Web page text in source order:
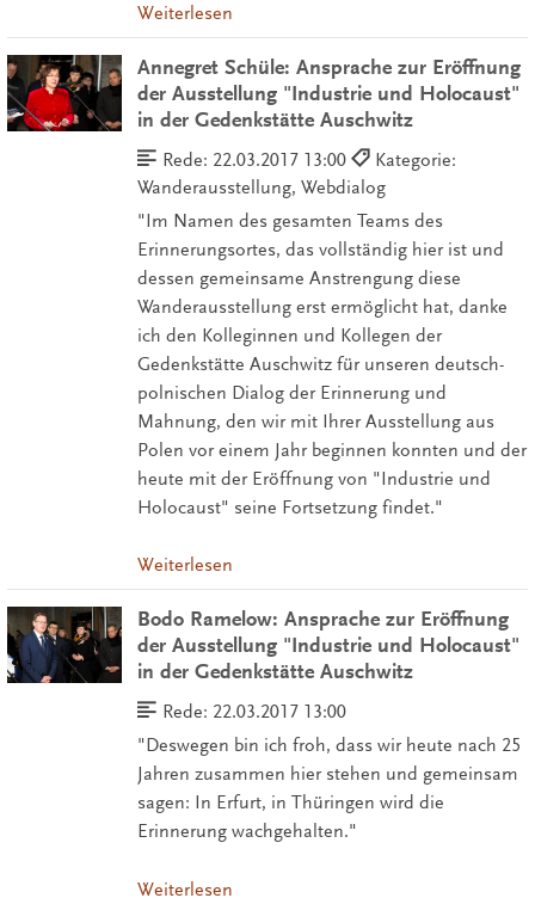
Weiterlesen
Annegret Schüle: Ansprache zur Eröffnung
der Ausstellung "Industrie und Holocaust"
in der Gedenkstätte Auschwitz
Rede: 22.03.2017 13:00
Kategorie:
Wanderausstellung, Webdialog
"Im Namen des gesamten Teams des
Erinnerungsortes, das vollständig hier ist und
dessen gemeinsame Anstrengung diese
Wanderausstellung erst ermöglicht hat, danke
ich den Kolleginnen und Kollegen der
Gedenkstätte Auschwitz für unseren deutsch-
polnischen Dialog der Erinnerung und
Mahnung, den wir mit Ihrer Ausstellung aus
Polen vor einem Jahr beginnen konnten und der
heute mit der Eröffnung von "Industrie und
Holocaust" seine Fortsetzung findet."
Weiterlesen
Bodo Ramelow: Ansprache zur Eröffnung
der Ausstellung "Industrie und Holocaust"
in der Gedenkstätte Auschwitz
Rede: 22.03.2017 13:00
"Deswegen bin ich froh, dass wir heute nach 25
Jahren zusammen hier stehen und gemeinsam
sagen: In Erfurt, in Thüringen wird die
Erinnerung wachgehalten."
Weiterlesen